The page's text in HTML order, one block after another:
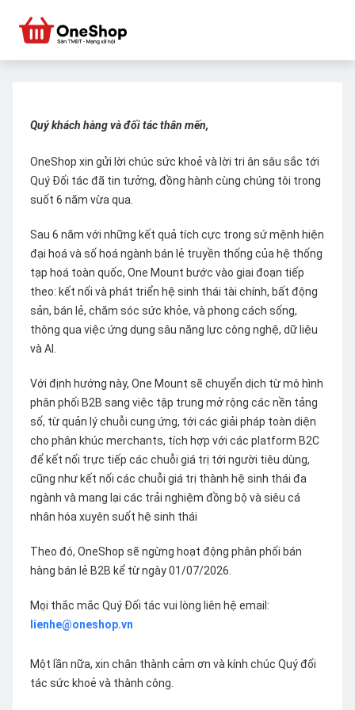
Quý khách hàng và đối tác thân mến,
OneShop xin gửi lời chúc sức khoẻ và lời tri ân sâu sắc tới
Quý Đối tác đã tin tưởng, đồng hành cùng chúng tôi trong
suốt 6 năm vừa qua.
Sau 6 năm với những kết quả tích cực trong sứ mệnh hiện
đại hoá và số hoá ngành bán lẻ truyền thống của hệ thống
tạp hoá toàn quốc, One Mount bước vào giai đoạn tiếp
theo: kết nối và phát triển hệ sinh thái tài chính, bất động
sản, bán lẻ, chăm sóc sức khỏe, và phong cách sống,
thông qua việc ứng dụng sâu năng lực công nghệ, dữ liệu
và AI.
Với định hướng này, One Mount sẽ chuyển dịch từ mô hình
phân phối B2B sang việc tập trung mở rộng các nền tảng
số, từ quản lý chuỗi cung ứng, tới các giải pháp toàn diện
cho phân khúc merchants, tích hợp với các platform B2C
để kết nối trực tiếp các chuỗi giá trị tới người tiêu dùng,
cũng như kết nối các chuỗi giá trị thành hệ sinh thái đa
ngành và mang lại các trải nghiệm đồng bộ và siêu cá
nhân hóa xuyên suốt hệ sinh thái
Theo đó, OneShop sẽ ngừng hoạt động phân phối bán
hàng bán lẻ B2B kể từ ngày 01/07/2026.
Mọi thắc mắc Quý Đối tác vui lòng liên hệ email:
lienhe@oneshop.vn
Một lần nữa, xin chân thành cảm ơn và kính chúc Quý đối
tác sức khoẻ và thành công.